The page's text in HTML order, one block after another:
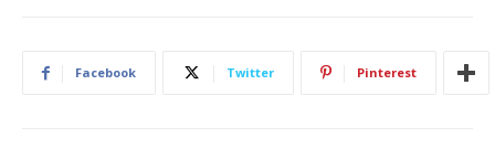
Facebook Twitter Pinterest